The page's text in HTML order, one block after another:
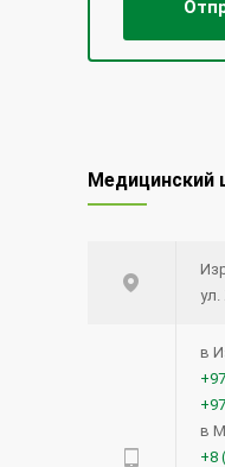
Медицинский
ул.
в
в
+8